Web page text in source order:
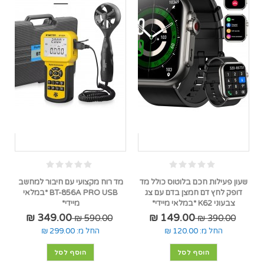
שעון פעילות חכם בלוטוס כולל מד
דופק לחץ דם חמצן בדם עם צג
צבעוני K62 *במלאי מיידי*
390.00 ₪
149.00 ₪
החל מ: 120.00 ₪
הוסף לסל
מד רוח מקצועי עם חיבור למחשב
BT-856A PRO USB *במלאי
מיידי*
590.00 ₪
349.00 ₪
החל מ: 299.00 ₪
הוסף לסל